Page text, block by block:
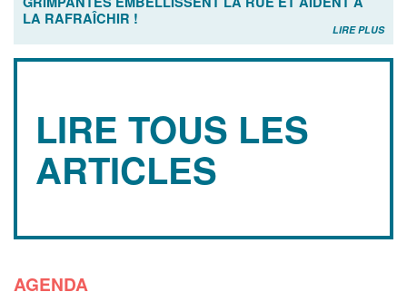
LA RAFRAÎCHIR !
LIRE PLUS
LIRE TOUS LES
ARTICLES
AGENDA